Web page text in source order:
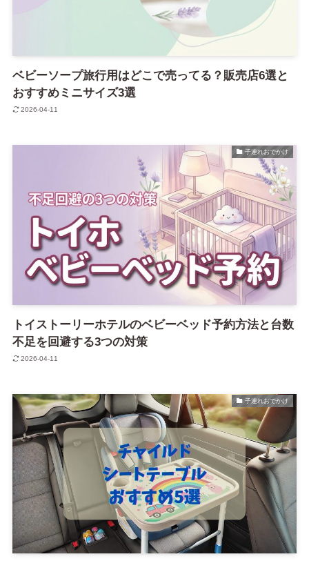
ベビーソープ旅行用はどこで売ってる？販売店6選と
おすすめミニサイズ3選
2026-04-11
子連れおでかけ
トイストーリーホテルのベビーベッド予約方法と台数
不足を回避する3つの対策
2026-04-11
子連れおでかけ